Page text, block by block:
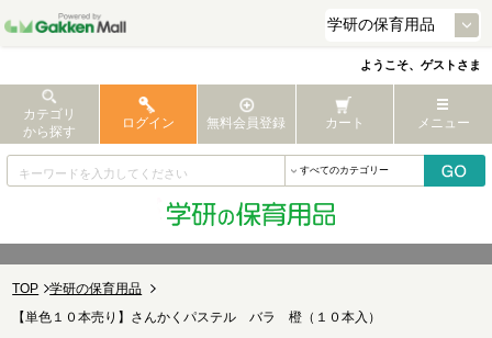
ようこそ、ゲストさま
カテゴリ
から探す
ログイン 無料会員登録 カート メニュー
TOP
学研の保育用品
【単色１０本売り】さんかくパステル バラ 橙（１０本入）